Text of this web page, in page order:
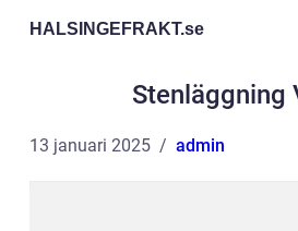
HALSINGEFRAKT.se
Stenläggning
13 januari 2025 admin